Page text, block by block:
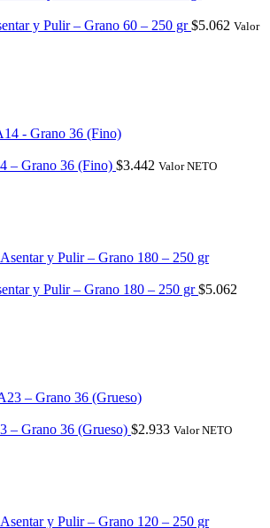
y Pulir – Grano 60 – 250 gr$5.062 Valor
– Grano 36 (Fino) $3.442 Valor NETO
y Pulir – Grano 180 – 250 gr$5.062
– Grano 36 (Grueso) $2.933 Valor NETO